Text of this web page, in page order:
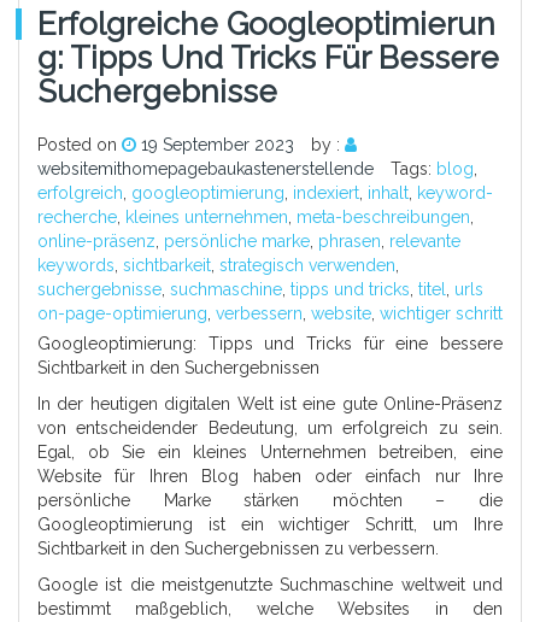
Erfolgreiche Googleoptimierun
G: Tipps Und Tricks Für Bessere
Suchergebnisse
Posted on 19 September 2023
by :
websitemithomepagebaukastenerstellende
Tags: blog
erfolgreich googleoptimierung indexiert inhalt keyword-
recherche kleines unternehmen meta-beschreibungen
online-präsenz persönliche marke phrasen relevante
keywords sichtbarkeit strategisch verwenden
suchergebnisse suchmaschine tipps und tricks titel
urls
on-page-optimierung verbessern website wichtiger schritt
Googleoptimierung: Tipps und Tricks für eine bessere
Sichtbarkeit in den Suchergebnissen
In der heutigen digitalen Welt ist eine gute Online-Präsenz
von entscheidender Bedeutung, um erfolgreich zu sein.
Egal, ob Sie ein kleines Unternehmen betreiben, eine
Website für Ihren Blog haben oder einfach nur Ihre
persönliche Marke stärken möchten – die
Googleoptimierung ist ein wichtiger Schritt, um Ihre
Sichtbarkeit in den Suchergebnissen zu verbessern.
Google ist die meistgenutzte Suchmaschine weltweit und
bestimmt maßgeblich, welche Websites in den